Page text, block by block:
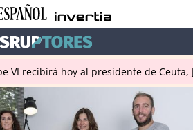
VI recibirá hoy al presidente de Ceuta,